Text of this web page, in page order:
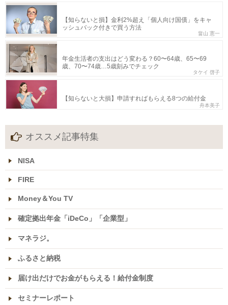
【知らないと損】金利2%超え「個人向け国債」をキャ
ッシュバック付きで買う方法
畠山 憲一
年金生活者の支出はどう変わる？60〜64歳、65〜69
歳、70〜74歳…5歳刻みでチェック
タケイ 啓子
【知らないと大損】申請すればもらえる8つの給付金
舟本美子
オススメ記事特集
NISA
FIRE
Money＆You TV
確定拠出年金「iDeCo」「企業型」
マネラジ。
ふるさと納税
届け出だけでお金がもらえる！給付金制度
セミナーレポート